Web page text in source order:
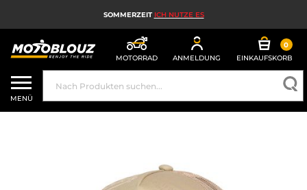
SOMMERZEIT ICH NUTZE ES
MOTORRAD ANMELDUNG
0
EINKAUFSKORB
MOTORRADHELM
MOTORRADAUSRÜSTUNG FÜR HERREN
MX, ENDURO UND TRAIL
MENÜ